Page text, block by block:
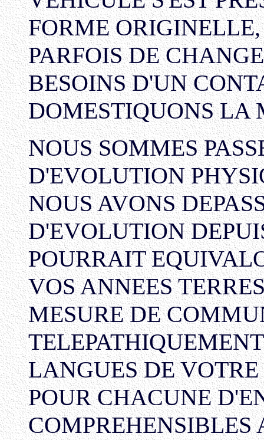
FORME
PARFOIS DE
BESOINS D'UN
DOMESTIQUONS LA
NOUS SOMMES
D'EVOLUTION
NOUS AVONS
D'EVOLUTION
POURRAIT
VOS ANNEES
MESURE DE
LANGUES DE
POUR CHACUNE
COMPREHENSIBLES